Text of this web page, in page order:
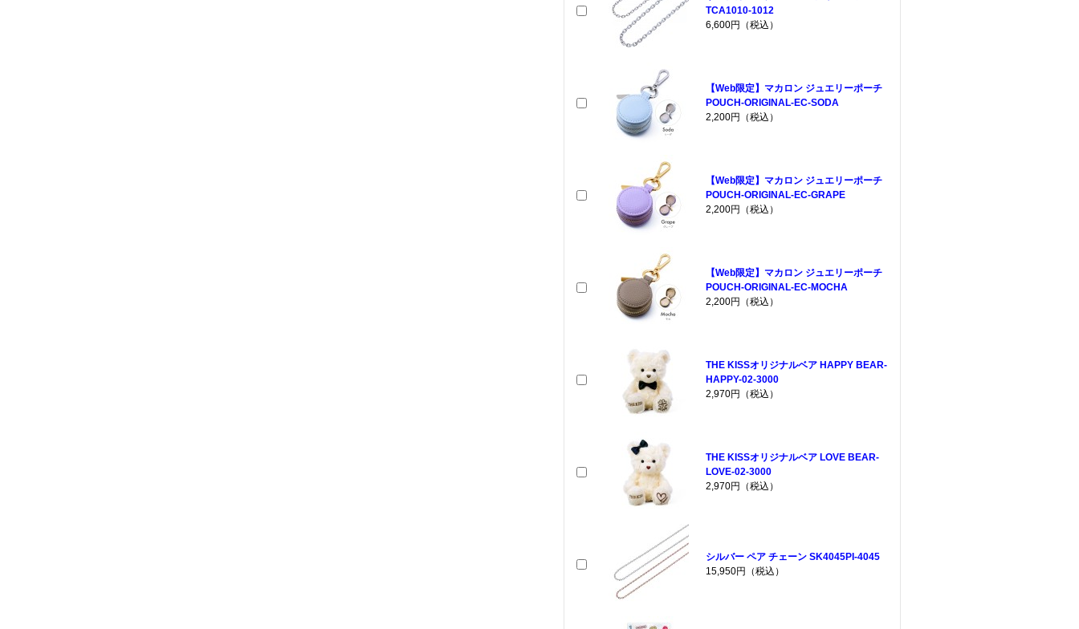
TCA1010-1012
6,600円（税込）
【Web限定】マカロン ジュエリーポーチ
POUCH-ORIGINAL-EC-SODA
2,200円（税込）
【Web限定】マカロン ジュエリーポーチ
POUCH-ORIGINAL-EC-GRAPE
2,200円（税込）
【Web限定】マカロン ジュエリーポーチ
POUCH-ORIGINAL-EC-MOCHA
2,200円（税込）
THE KISSオリジナルベア HAPPY BEAR-
HAPPY-02-3000
2,970円（税込）
THE KISSオリジナルベア LOVE BEAR-
LOVE-02-3000
2,970円（税込）
シルバー ペア チェーン SK4045PI-4045
15,950円（税込）